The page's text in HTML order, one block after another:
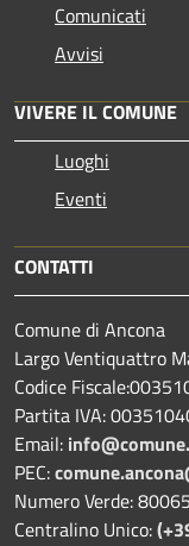
Comunicati
Avvisi
VIVERE IL COMUNE
Luoghi
Eventi
CONTATTI
Comune di Ancona
Largo Ventiquattro
Codice
Partita IVA:
Email:
PEC:
Numero Verde:
Centralino Unico: